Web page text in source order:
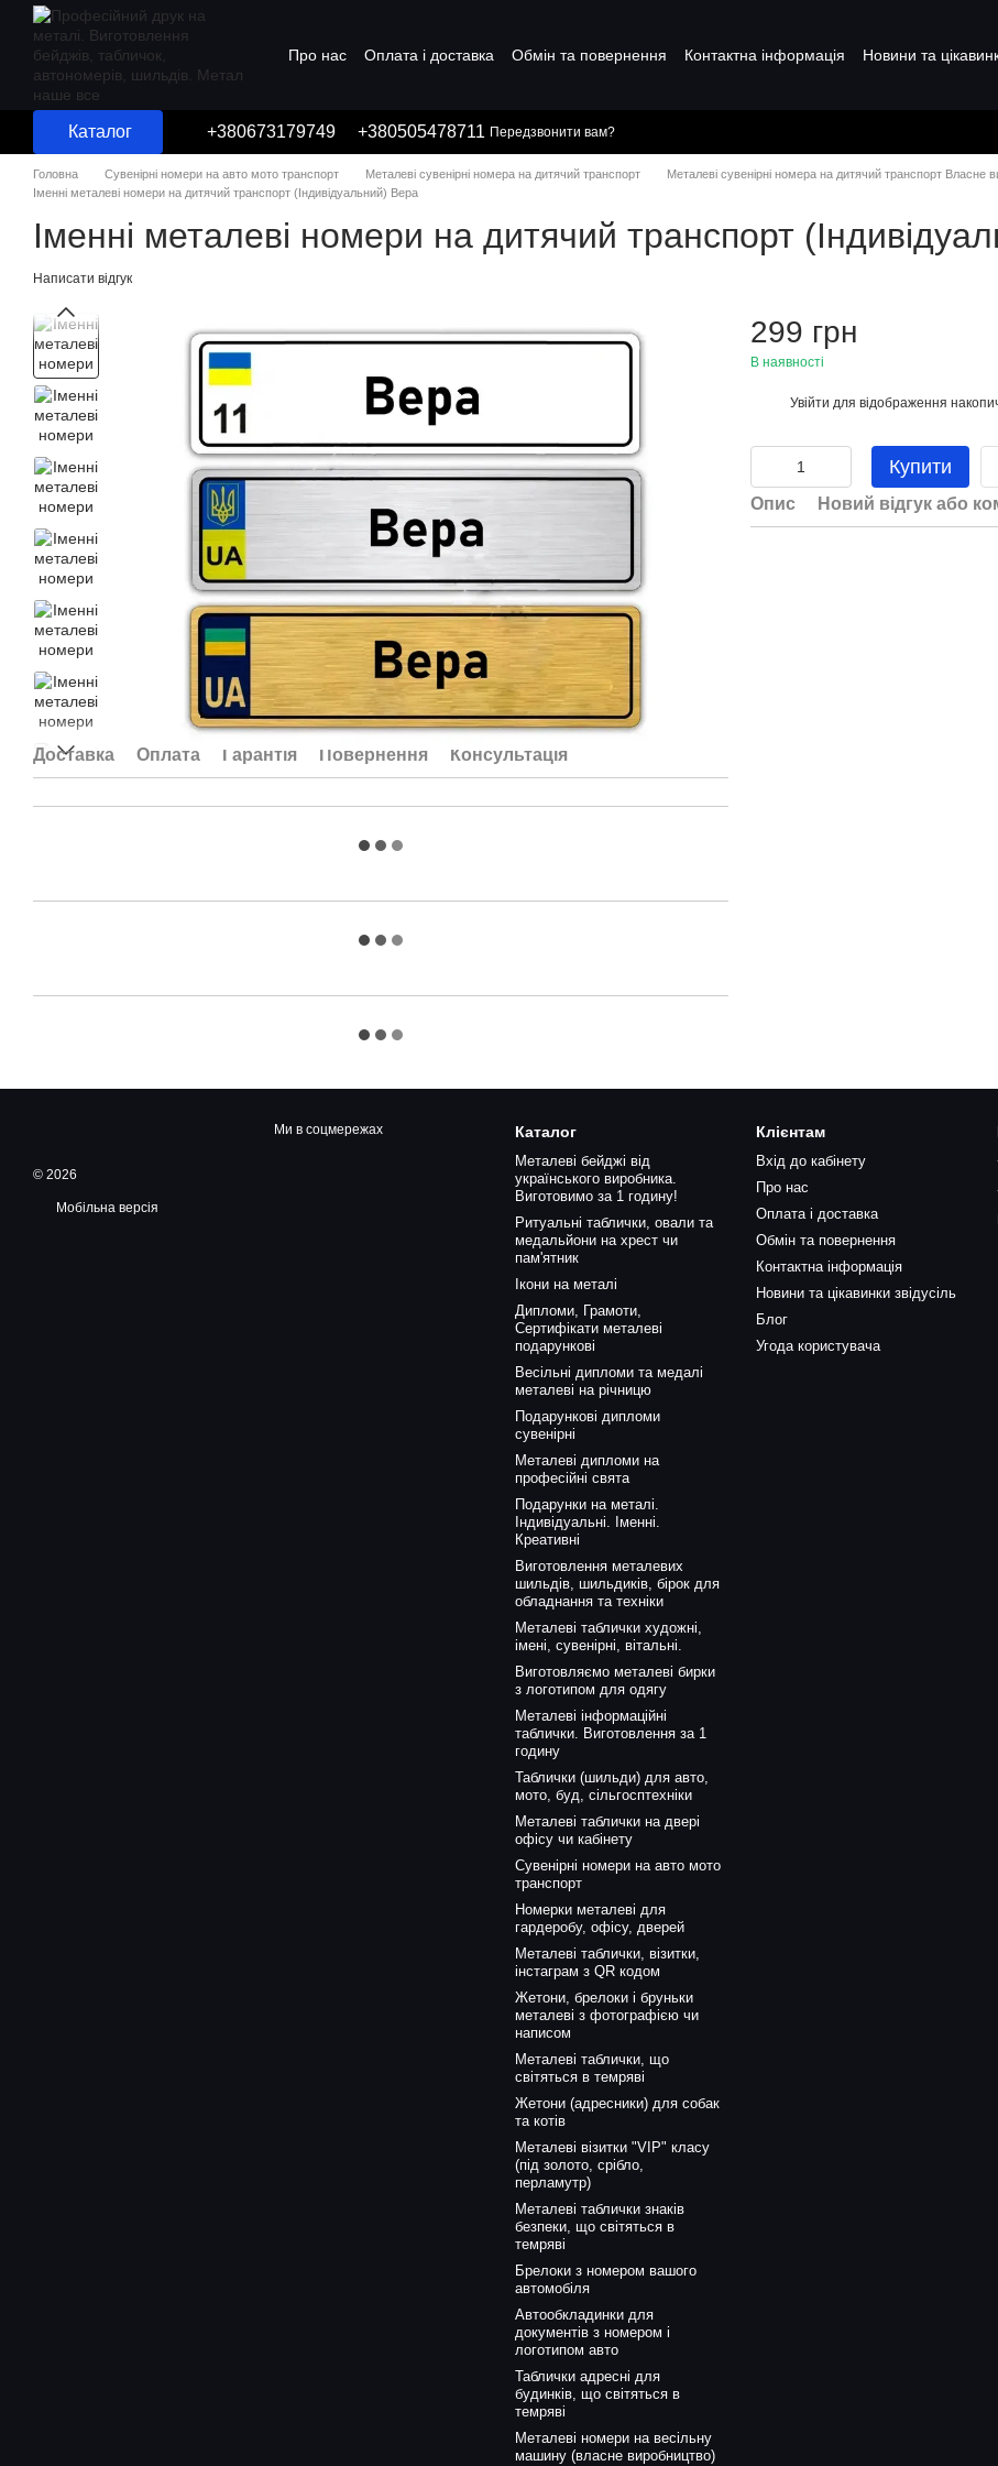
Перейти до основного контенту
Про нас Оплата і доставка Обмін та повернення Контактна інформація Новини та
Каталог +380673179749 +380505478711 Передзвонити вам?
Головна Сувенірні номери на авто мото транспорт Металеві сувенірні номера на дитячий транспорт
Металеві сувенірні номера на дитячий транспорт Власне
Іменні металеві номери на дитячий транспорт (Індивідуальний) Вера
Іменні металеві номери на дитячий транспорт
Написати відгук
Доставка Оплата Гарантія Повернення Консультація
299 грн
В наявності
Увійти для відображення
Купити
Опис Новий відгук або
© 2026
Мобільна версія
Ми в соцмережах Каталог
Металеві бейджі від
українського виробника.
Виготовимо за 1 годину!
Ритуальні таблички, овали та
медальйони на хрест чи
пам'ятник
Ікони на металі
Дипломи, Грамоти,
Сертифікати металеві
подарункові
Весільні дипломи та медалі
металеві на річницю
Подарункові дипломи
сувенірні
Металеві дипломи на
професійні свята
Подарунки на металі.
Індивідуальні. Іменні.
Креативні
Виготовлення металевих
шильдів, шильдиків, бірок для
обладнання та техніки
Металеві таблички художні,
імені, сувенірні, вітальні.
Виготовляємо металеві бирки
з логотипом для одягу
Металеві інформаційні
таблички. Виготовлення за 1
годину
Таблички (шильди) для авто,
мото, буд, сільгосптехніки
Металеві таблички на двері
офісу чи кабінету
Сувенірні номери на авто мото
транспорт
Номерки металеві для
гардеробу, офісу, дверей
Металеві таблички, візитки,
інстаграм з QR кодом
Жетони, брелоки і бруньки
металеві з фотографією чи
написом
Металеві таблички, що
світяться в темряві
Жетони (адресники) для собак
та котів
Металеві візитки "VIP" класу
(під золото, срібло,
перламутр)
Металеві таблички знаків
безпеки, що світяться в
темряві
Брелоки з номером вашого
автомобіля
Автообкладинки для
документів з номером і
логотипом авто
Таблички адресні для
будинків, що світяться в
темряві
Металеві номери на весільну
машину (власне виробництво)
Клієнтам
Вхід до кабінету
Про нас
Оплата і доставка
Обмін та повернення
Контактна інформація
Новини та цікавинки звідусіль
Блог
Угода користувача